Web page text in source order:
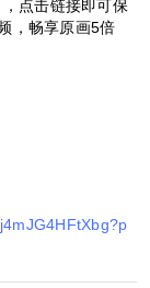
点击链接即可保
，畅享原画5倍